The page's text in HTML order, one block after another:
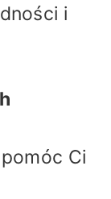
i
Ci